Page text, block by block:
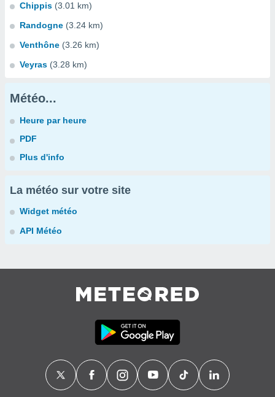
Chippis (3.01 km)
Randogne (3.24 km)
Venthône (3.26 km)
Veyras (3.28 km)
Météo...
Heure par heure
PDF
Plus d'info
La météo sur votre site
Widget météo
API Météo